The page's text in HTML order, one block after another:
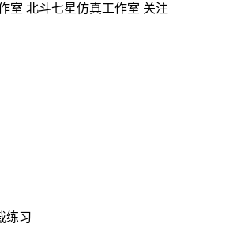
北斗七星仿真工作室 关注
练习